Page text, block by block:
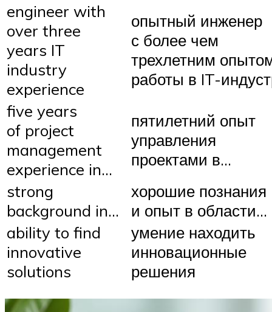
engineer with
over three
years IT
industry
experience
опытный инженер
с более чем
трехлетним
работы в IT-
five years
of project
management
experience in…
пятилетний опыт
управления
проектами в…
strong
background in…
хорошие познания
и опыт в области…
ability to find
innovative
solutions
умение находить
инновационные
решения